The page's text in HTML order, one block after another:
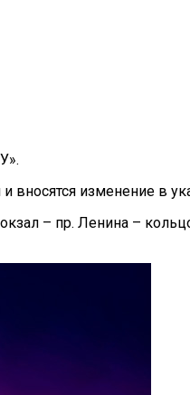
вносятся изменение в
– пр. Ленина –